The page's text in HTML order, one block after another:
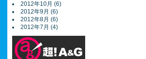
2012年10月 (6)
2012年9月 (6)
2012年8月 (6)
2012年7月 (4)